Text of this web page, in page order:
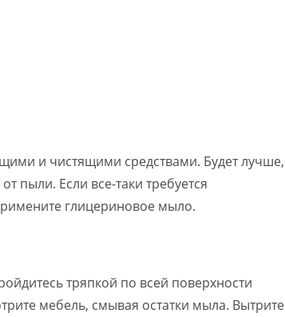
и чистящими средствами. Будет лучше,
пыли. Если все-таки требуется
глицериновое мыло.
тряпкой по всей поверхности
мебель, смывая остатки мыла. Вытрите